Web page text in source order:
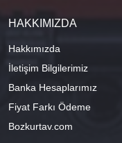
HAKKIMIZDA
Hakkımızda
İletişim Bilgilerimiz
Banka Hesaplarımız
Fiyat Farkı Ödeme
Bozkurtav.com